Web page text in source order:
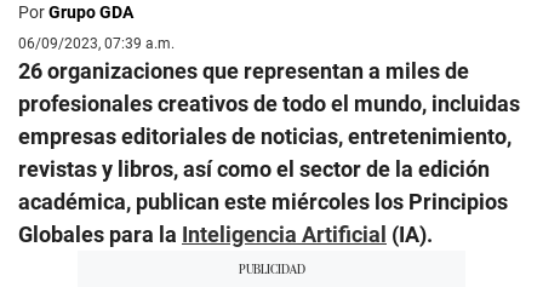
PorGrupo GDA
06/09/2023, 07:39 a.m.
26 organizaciones que representan a miles de
profesionales creativos de todo el mundo, incluidas
empresas editoriales de noticias, entretenimiento,
revistas y libros, así como el sector de la edición
académica, publican este miércoles los Principios
Globales para la Inteligencia Artificial (IA).